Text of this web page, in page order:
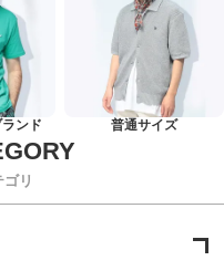
ンド 普通サイズ
リ